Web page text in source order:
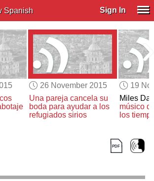
Spanish Sign In
26 November 2015
Una pareja cancela su
boda para ayudar a los
refugiados sirios
19
Miles
músico
los